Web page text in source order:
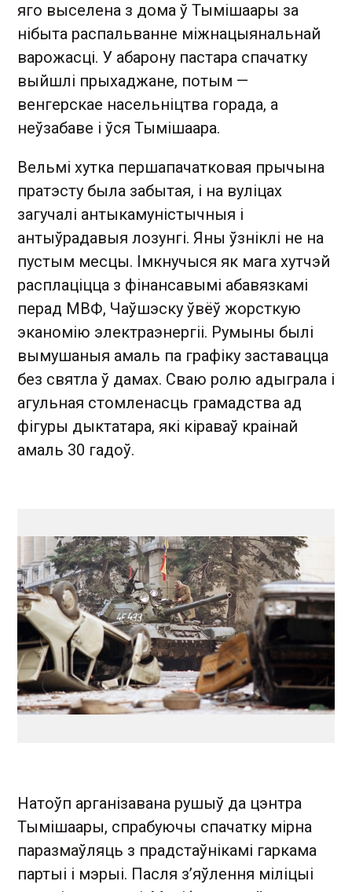
яго выселена з дома ў Тымішаары за
нібыта распальванне міжнацыянальнай
варожасці. У абарону пастара спачатку
выйшлі прыхаджане, потым —
венгерскае насельніцтва горада, а
неўзабаве і ўся Тымішаара.
Вельмі хутка першапачатковая прычына
пратэсту была забытая, і на вуліцах
загучалі антыкамуністычныя і
антыўрадавыя лозунгі. Яны ўзніклі не на
пустым месцы. Імкнучыся як мага хутчэй
расплаціцца з фінансавымі абавязкамі
перад МВФ, Чаўшэску ўвёў жорсткую
эканомію электраэнергіі. Румыны былі
вымушаныя амаль па графіку заставацца
без святла ў дамах. Сваю ролю адыграла і
агульная стомленасць грамадства ад
фігуры дыктатара, які кіраваў краінай
амаль 30 гадоў.
Натоўп арганізавана рушыў да цэнтра
Тымішаары, спрабуючы спачатку мірна
паразмаўляць з прадстаўнікамі гаркама
партыі і мэрыі. Пасля з’яўлення міліцыі